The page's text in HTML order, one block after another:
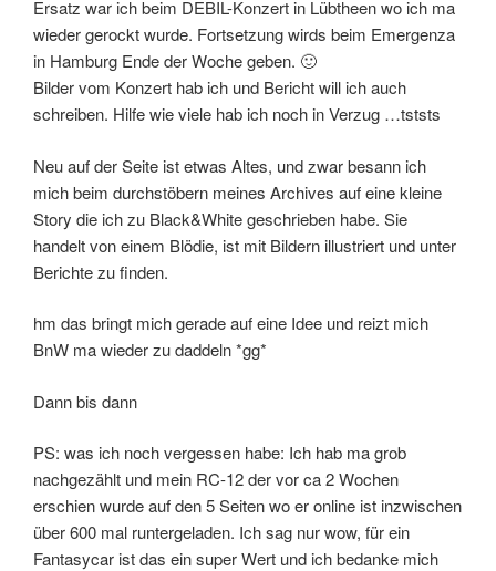
Ersatz war ich beim DEBIL-Konzert in Lübtheen wo ich ma
wieder gerockt wurde. Fortsetzung wirds beim Emergenza
in Hamburg Ende der Woche geben. 🙂
Bilder vom Konzert hab ich und Bericht will ich auch
schreiben. Hilfe wie viele hab ich noch in Verzug …tststs
Neu auf der Seite ist etwas Altes, und zwar besann ich
mich beim durchstöbern meines Archives auf eine kleine
Story die ich zu Black&White geschrieben habe. Sie
handelt von einem Blödie, ist mit Bildern illustriert und unter
Berichte zu finden.
hm das bringt mich gerade auf eine Idee und reizt mich
BnW ma wieder zu daddeln *gg*
Dann bis dann
PS: was ich noch vergessen habe: Ich hab ma grob
nachgezählt und mein RC-12 der vor ca 2 Wochen
erschien wurde auf den 5 Seiten wo er online ist inzwischen
über 600 mal runtergeladen. Ich sag nur wow, für ein
Fantasycar ist das ein super Wert und ich bedanke mich